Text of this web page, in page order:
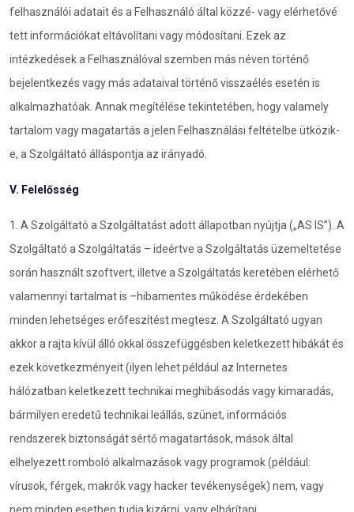
felhasználói adatait és a Felhasználó által közzé- vagy elérhetővé
tett információkat eltávolítani vagy módosítani. Ezek az
intézkedések a Felhasználóval szemben más néven történő
bejelentkezés vagy más adataival történő visszaélés esetén is
alkalmazhatóak. Annak megítélése tekintetében, hogy valamely
tartalom vagy magatartás a jelen Felhasználási feltételbe ütközik-
e, a Szolgáltató álláspontja az irányadó.
V. Felelősség
1. A Szolgáltató a Szolgáltatást adott állapotban nyújtja („AS IS”). A
Szolgáltató a Szolgáltatás – ideértve a Szolgáltatás üzemeltetése
során használt szoftvert, illetve a Szolgáltatás keretében elérhető
valamennyi tartalmat is –hibamentes működése érdekében
minden lehetséges erőfeszítést megtesz. A Szolgáltató ugyan
akkor a rajta kívül álló okkal összefüggésben keletkezett hibákát és
ezek következményeit (ilyen lehet például az Internetes
hálózatban keletkezett technikai meghibásodás vagy kimaradás,
bármilyen eredetű technikai leállás, szünet, információs
rendszerek biztonságát sértő magatartások, mások által
elhelyezett romboló alkalmazások vagy programok (például:
vírusok, férgek, makrók vagy hacker tevékenységek) nem, vagy